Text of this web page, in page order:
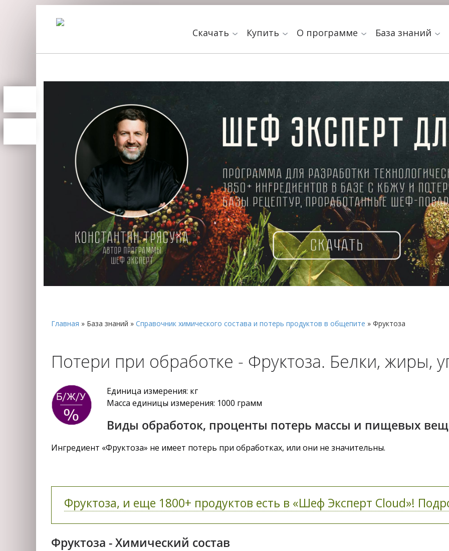
Скачать Купить О программе База знаний
Главная » База знаний » Справочник химического состава и потерь продуктов в общепите » Фруктоза
Потери при обработке - Фруктоза. Белки, жиры,
Единица измерения: кг
Масса единицы измерения: 1000 грамм
Виды обработок, проценты потерь массы и пищевых
Ингредиент «Фруктоза» не имеет потерь при обработках, или они не значительны.
Фруктоза, и еще 1800+ продуктов есть в «Шеф Эксперт Cloud»!
Фруктоза - Химический состав